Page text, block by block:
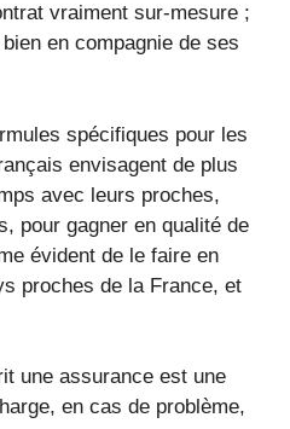
vraiment sur-mesure ;
en compagnie de ses
spécifiques pour les
envisagent de plus
avec leurs proches,
pour gagner en qualité de
évident de le faire en
proches de la France, et
une assurance est une
en cas de problème,